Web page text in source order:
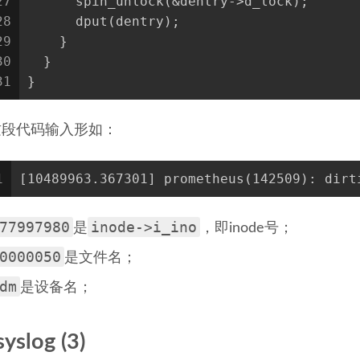
      dput(dentry);
    }
  }
}
代码输入形如：
[10489963.367301] prometheus(142509):
是 inode->i_ino ，即inode号；
是文件名；
是设备名；
(3)